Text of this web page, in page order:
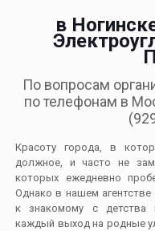
в
По вопросам
по телефонам в
Красоту города, в
должное, и часто не
которых ежедневно
Однако в нашем
к знакомому с детства
каждый выход на родные